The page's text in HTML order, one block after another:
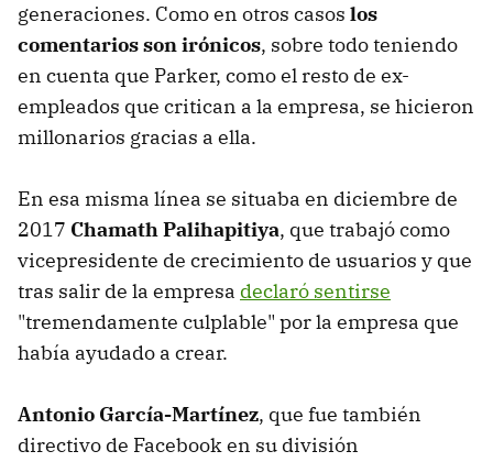
generaciones. Como en otros casos los
comentarios son irónicos, sobre todo teniendo
en cuenta que Parker, como el resto de ex-
empleados que critican a la empresa, se hicieron
millonarios gracias a ella.
En esa misma línea se situaba en diciembre de
2017 Chamath Palihapitiya, que trabajó como
vicepresidente de crecimiento de usuarios y que
tras salir de la empresa declaró sentirse
"tremendamente culplable" por la empresa que
había ayudado a crear.
Antonio García-Martínez, que fue también
directivo de Facebook en su división